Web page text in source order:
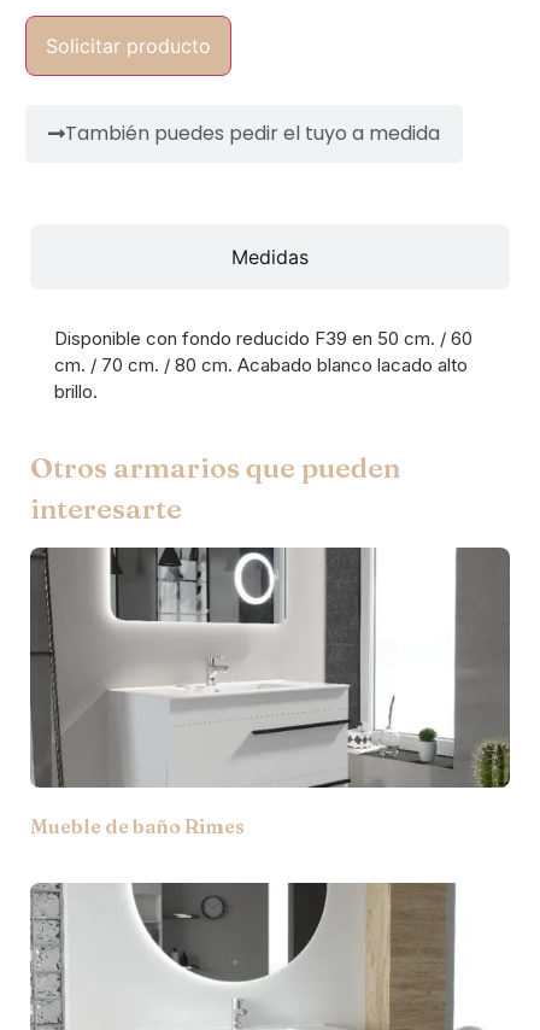
También puedes pedir el tuyo a medida
Medidas
Disponible con fondo reducido F39 en 50 cm. / 60
cm. / 70 cm. / 80 cm. Acabado blanco lacado alto
brillo.
Otros armarios que pueden
interesarte
Mueble de baño Rimes